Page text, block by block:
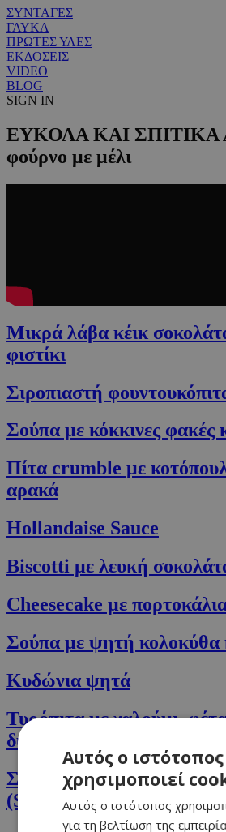
ΣΥΝΤΑΓΕΣ
ΓΛΥΚΑ
ΠΡΩΤΕΣ ΥΛΕΣ
ΕΚΔΟΣΕΙΣ
VIDEO
BLOG
SIGN IN
ΕΥΚΟΛΑ ΚΑΙ ΣΠΙΤΙΚΑ
φούρνο με μέλι
Μικρά λάβα κέικ
φιστίκι
Σιροπιαστή
Σούπα με κόκκινες φακές
Πίτα crumble με
αρακά
Hollandaise Sauce
Βiscotti με λευκή
Cheesecake με
Σούπα με ψητή κολοκύθα
Κυδώνια ψητά
Τυρόπιτα με χαλούμι,
δυόσμο
Σούπα με σπανάκι και τυρί
(Stilton)
Αυτός ο ιστότοπος
χρησιμοποιεί
Αυτός ο ιστότοπος
για τη βελτίωση της